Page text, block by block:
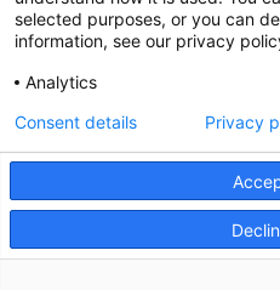
cgtcatalunya
CGTCatalunya
cgtcatalunya
selected purposes, or you can
information, see our privacy
Analytics
Consent details Privacy